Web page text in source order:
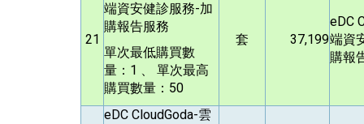
21
端資安健診服務-加
購報告服務
單次最低購買數
量：1 、 單次最高
購買數量：50
套 37,199
eDC
端資
購報
eDC CloudGoda-雲